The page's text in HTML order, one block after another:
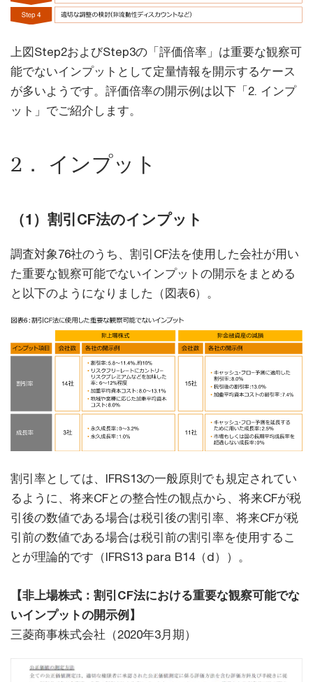
上図Step2およびStep3の「評価倍率」は重要な観察可
能でないインプットとして定量情報を開示するケース
が多いようです。評価倍率の開示例は以下「2. インプ
ット」でご紹介します。
2． インプット
（1）割引CF法のインプット
調査対象76社のうち、割引CF法を使用した会社が用い
た重要な観察可能でないインプットの開示をまとめる
と以下のようになりました（図表6）。
割引率としては、IFRS13の一般原則でも規定されてい
るように、将来CFとの整合性の観点から、将来CFが税
引後の数値である場合は税引後の割引率、将来CFが税
引前の数値である場合は税引前の割引率を使用するこ
とが理論的です（IFRS13 para B14（d））。
【非上場株式：割引CF法における重要な観察可能でな
いインプットの開示例】
三菱商事株式会社（2020年3月期）